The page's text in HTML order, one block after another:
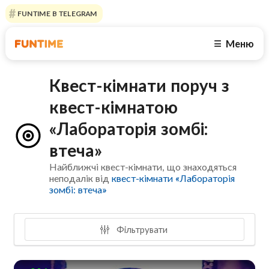
FUNTIME В TELEGRAM
☰ Меню
Квест-кімнати поруч з
квест-кімнатою
«Лабораторія зомбі:
втеча»
Найближчі квест-кімнати, що знаходяться
неподалік відквест-кімнати «Лабораторія
зомбі: втеча»
Фільтрувати